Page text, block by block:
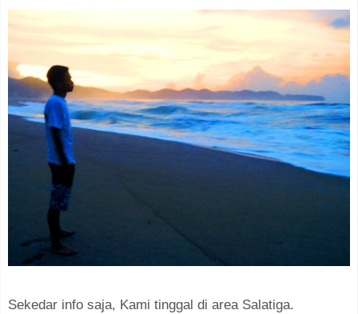
Sekedar info saja, Kami tinggal di area Salatiga.